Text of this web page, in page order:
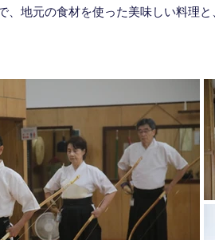
、地元の食材を使った美味しい料理と